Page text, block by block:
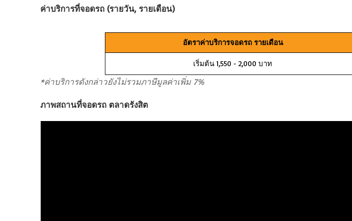
ค่าบริการที่จอดรถ (รายวัน, รายเดือน)
อัตราค่าบริการจอดรถ รายเดือน
เริ่มต้น 1,550 - 2,000 บาท
*ค่าบริการดังกล่าวยังไม่รวมภาษีมูลค่าเพิ่ม 7%
ภาพสถานที่จอดรถ ตลาดรังสิต